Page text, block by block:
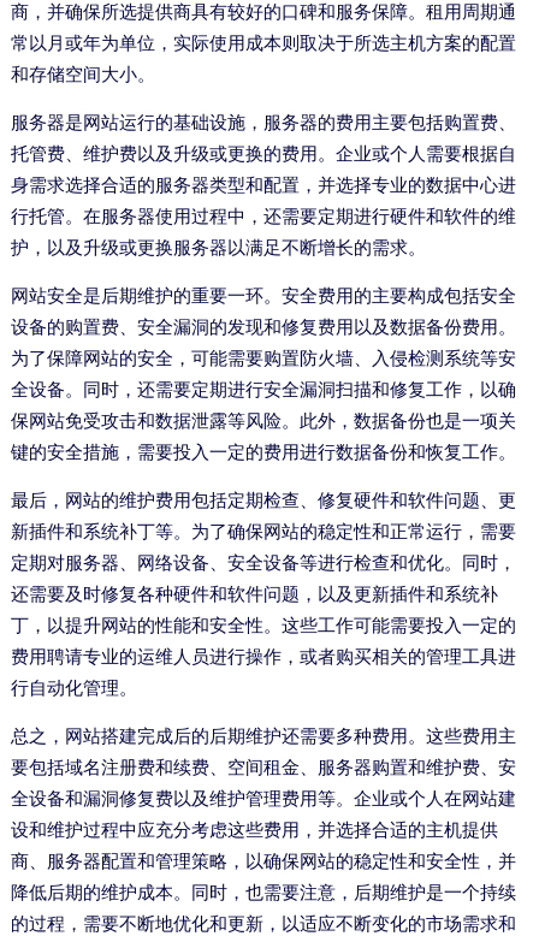
商，并确保所选提供商具有较好的口碑和服务保障。租用周期通
常以月或年为单位，实际使用成本则取决于所选主机方案的配置
和存储空间大小。
服务器是网站运行的基础设施，服务器的费用主要包括购置费、
托管费、维护费以及升级或更换的费用。企业或个人需要根据自
身需求选择合适的服务器类型和配置，并选择专业的数据中心进
行托管。在服务器使用过程中，还需要定期进行硬件和软件的维
护，以及升级或更换服务器以满足不断增长的需求。
网站安全是后期维护的重要一环。安全费用的主要构成包括安全
设备的购置费、安全漏洞的发现和修复费用以及数据备份费用。
为了保障网站的安全，可能需要购置防火墙、入侵检测系统等安
全设备。同时，还需要定期进行安全漏洞扫描和修复工作，以确
保网站免受攻击和数据泄露等风险。此外，数据备份也是一项关
键的安全措施，需要投入一定的费用进行数据备份和恢复工作。
最后，网站的维护费用包括定期检查、修复硬件和软件问题、更
新插件和系统补丁等。为了确保网站的稳定性和正常运行，需要
定期对服务器、网络设备、安全设备等进行检查和优化。同时，
还需要及时修复各种硬件和软件问题，以及更新插件和系统补
丁，以提升网站的性能和安全性。这些工作可能需要投入一定的
费用聘请专业的运维人员进行操作，或者购买相关的管理工具进
行自动化管理。
总之，网站搭建完成后的后期维护还需要多种费用。这些费用主
要包括域名注册费和续费、空间租金、服务器购置和维护费、安
全设备和漏洞修复费以及维护管理费用等。企业或个人在网站建
设和维护过程中应充分考虑这些费用，并选择合适的主机提供
商、服务器配置和管理策略，以确保网站的稳定性和安全性，并
降低后期的维护成本。同时，也需要注意，后期维护是一个持续
的过程，需要不断地优化和更新，以适应不断变化的市场需求和